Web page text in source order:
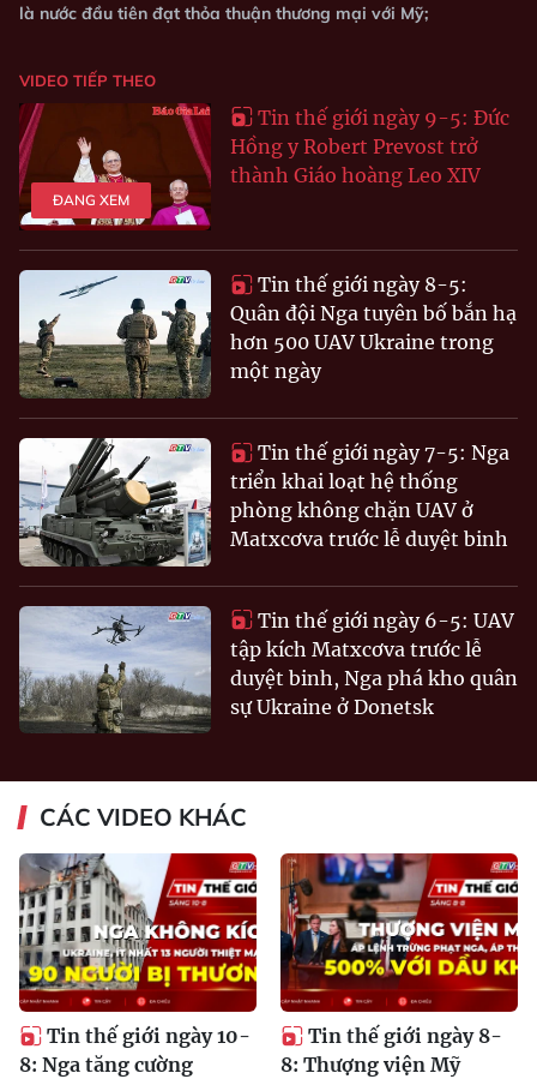
là nước đầu tiên đạt thỏa thuận thương mại với Mỹ;
VIDEO TIẾP THEO
ĐANG XEM
Tin thế giới ngày 9-5: Đức
Hồng y Robert Prevost trở
thành Giáo hoàng Leo XIV
Tin thế giới ngày 8-5:
Quân đội Nga tuyên bố bắn hạ
hơn 500 UAV Ukraine trong
một ngày
Tin thế giới ngày 7-5: Nga
triển khai loạt hệ thống
phòng không chặn UAV ở
Matxcơva trước lễ duyệt binh
Tin thế giới ngày 6-5: UAV
tập kích Matxcơva trước lễ
duyệt binh, Nga phá kho quân
sự Ukraine ở Donetsk
CÁC VIDEO KHÁC
Tin thế giới ngày 10-
8: Nga tăng cường
Tin thế giới ngày 8-
8: Thượng viện Mỹ